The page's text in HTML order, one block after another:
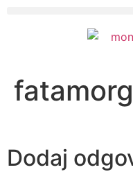
Dodaj